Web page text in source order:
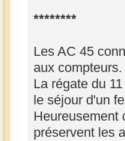
********
Les AC 45
aux compteurs.
La régate du
le séjour d'un
Heureusement
préservent les